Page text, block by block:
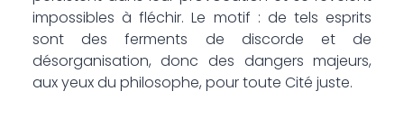
impossibles à fléchir. Le motif : de tels esprits
sont des ferments de discorde et de
désorganisation, donc des dangers majeurs,
aux yeux du philosophe, pour toute Cité juste.